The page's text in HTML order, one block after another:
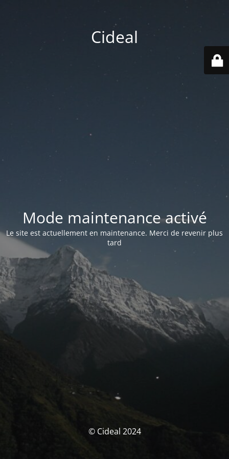
Cideal
Mode maintenance activé
Le site est actuellement en maintenance. Merci de revenir plus
tard
© Cideal 2024